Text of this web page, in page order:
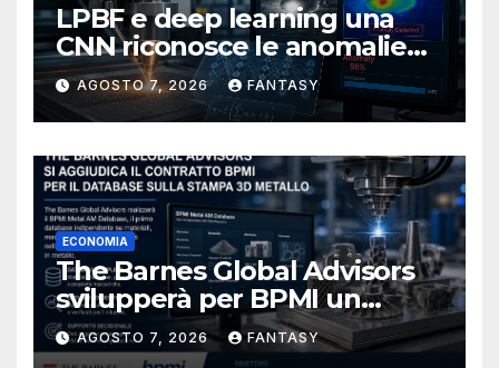
LPBF e deep learning una
CNN riconosce le anomalie
del bagno di fusione
AGOSTO 7, 2026 FANTASY
ECONOMIA
The Barnes Global Advisors
svilupperà per BPMI un
database per la stampa 3D
metallica destinata alla filiera
AGOSTO 7, 2026 FANTASY